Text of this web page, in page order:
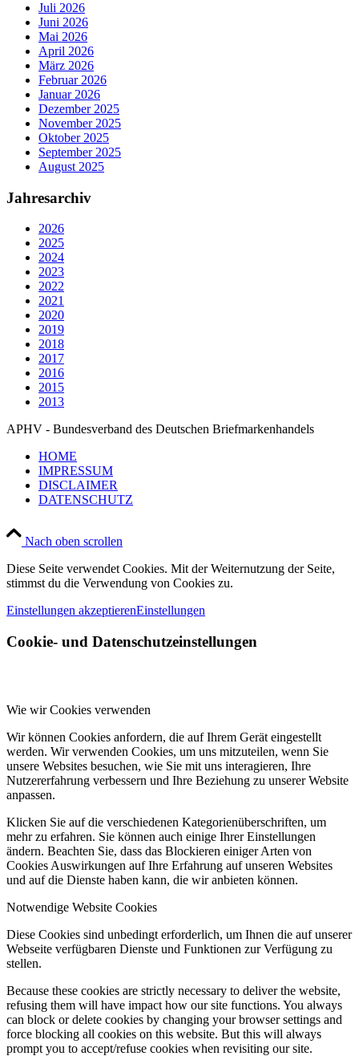
Juli 2026
Juni 2026
Mai 2026
April 2026
März 2026
Februar 2026
Januar 2026
Dezember 2025
November 2025
Oktober 2025
September 2025
August 2025
Jahresarchiv
2026
2025
2024
2023
2022
2021
2020
2019
2018
2017
2016
2015
2013
APHV - Bundesverband des Deutschen Briefmarkenhandels
HOME
IMPRESSUM
DISCLAIMER
DATENSCHUTZ
Nach oben scrollen
Diese Seite verwendet Cookies. Mit der Weiternutzung der Seite,
stimmst du die Verwendung von Cookies zu.
Einstellungen akzeptierenEinstellungen
Cookie- und Datenschutzeinstellungen
Wie wir Cookies verwenden
Wir können Cookies anfordern, die auf Ihrem Gerät eingestellt
werden. Wir verwenden Cookies, um uns mitzuteilen, wenn Sie
unsere Websites besuchen, wie Sie mit uns interagieren, Ihre
Nutzererfahrung verbessern und Ihre Beziehung zu unserer Website
anpassen.
Klicken Sie auf die verschiedenen Kategorienüberschriften, um
mehr zu erfahren. Sie können auch einige Ihrer Einstellungen
ändern. Beachten Sie, dass das Blockieren einiger Arten von
Cookies Auswirkungen auf Ihre Erfahrung auf unseren Websites
und auf die Dienste haben kann, die wir anbieten können.
Notwendige Website Cookies
Diese Cookies sind unbedingt erforderlich, um Ihnen die auf unserer
Webseite verfügbaren Dienste und Funktionen zur Verfügung zu
stellen.
Because these cookies are strictly necessary to deliver the website,
refusing them will have impact how our site functions. You always
can block or delete cookies by changing your browser settings and
force blocking all cookies on this website. But this will always
prompt you to accept/refuse cookies when revisiting our site.